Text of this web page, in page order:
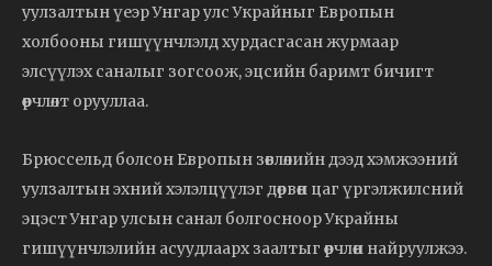
уулзалтын үеэр Унгар улс Украйныг Европын
холбооны гишүүнчлэлд хурдасгасан журмаар
элсүүлэх саналыг зогсоож, эцсийн баримт бичигт
өөрчлөлт орууллаа.
Брюссельд болсон Европын зөвлөлийн дээд хэмжээний
уулзалтын эхний хэлэлцүүлэг дөрвөн цаг үргэлжилсний
эцэст Унгар улсын санал болгосноор Украйны
гишүүнчлэлийн асуудлаарх заалтыг өөрчлөн найруулжээ.